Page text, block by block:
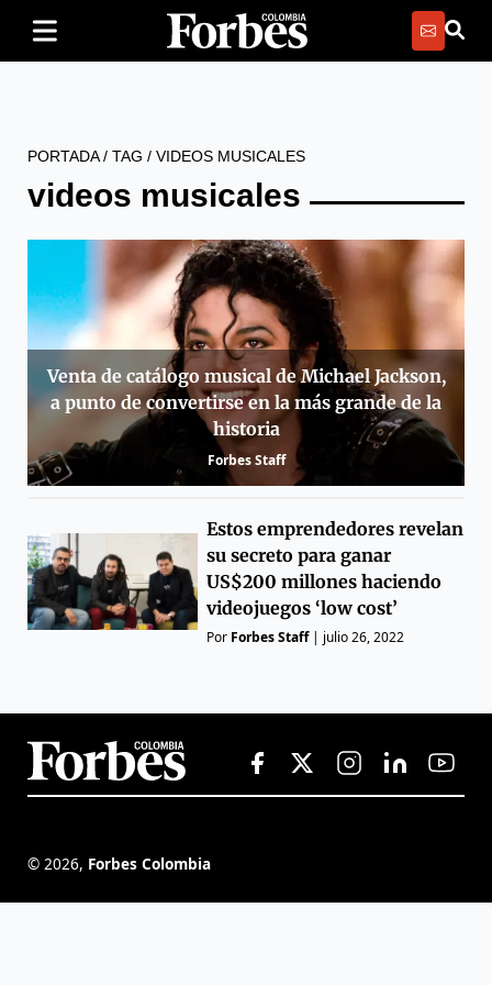
PORTADA/ TAG / VIDEOS MUSICALES
videos musicales
Venta de catálogo musical de Michael Jackson,
a punto de convertirse en la más grande de la
historia
Forbes Staff
Estos emprendedores revelan
su secreto para ganar
US$200 millones haciendo
videojuegos ‘low cost’
Por Forbes Staff| julio 26, 2022
© 2026, Forbes Colombia